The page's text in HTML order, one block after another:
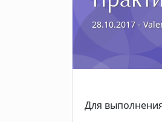
28.10.2017 -
Для